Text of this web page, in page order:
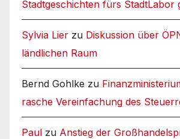
Stadtgeschichten fürs StadtLabor
Sylvia Lier zu Diskussion über
ländlichen Raum
Bernd Gohlke zu
rasche Vereinfachung des
Paul zu Anstieg der